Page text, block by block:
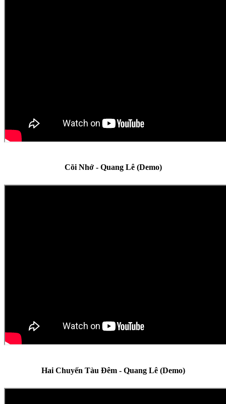
Cõi Nhớ - Quang Lê (Demo)
Hai Chuyến Tàu Đêm - Quang Lê (Demo)